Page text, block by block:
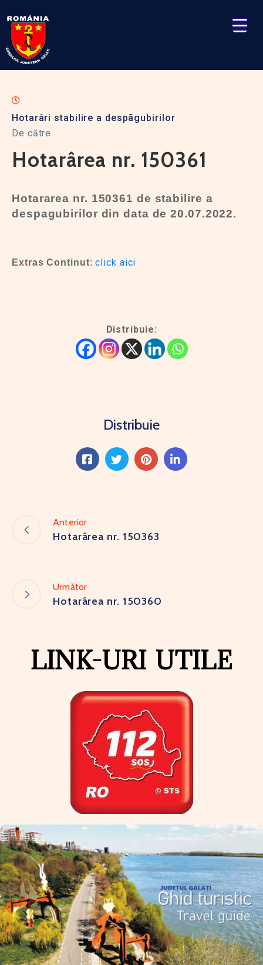
Hotarâri stabilire a despãgubirilor
De către
Hotarârea nr. 150361
Hotararea nr. 150361 de stabilire a
despagubirilor din data de 20.07.2022.
Extras Continut:click aici
Distribuie:
Distribuie
Anterior
Hotarârea nr. 150363
Următor
Hotarârea nr. 150360
LINK-URI UTILE